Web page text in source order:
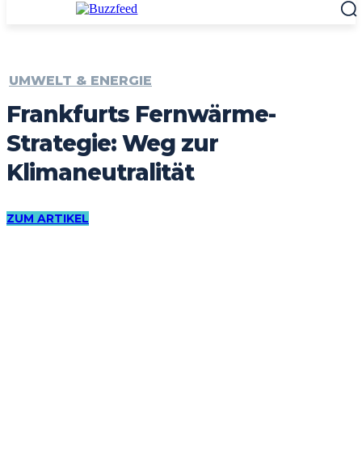
UMWELT & ENERGIE
Frankfurts Fernwärme-
Strategie: Weg zur
Klimaneutralität
ZUM ARTIKEL